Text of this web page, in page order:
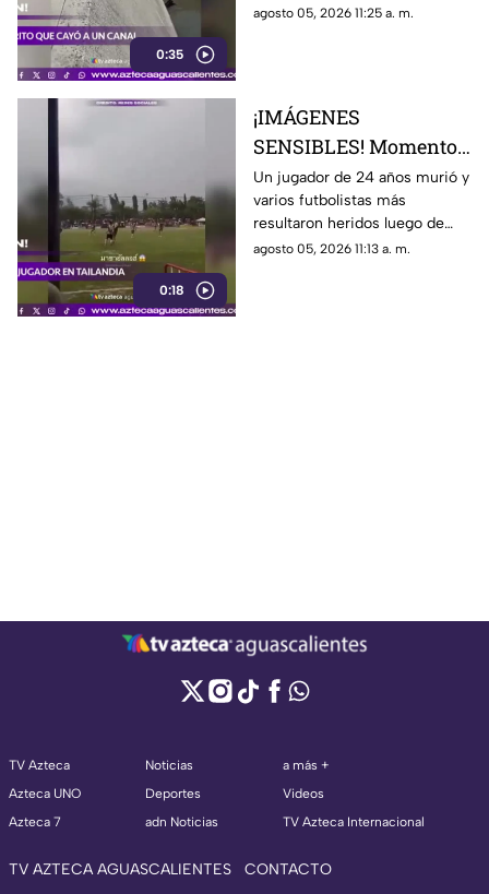
0:35
a un canal de aguas negras,
agosto 05, 2026 11:25 a. m.
0:18
¡IMÁGENES
SENSIBLES! Momento
en el que rayo cae
durante partido de
fútbol y mata a jugador
Un jugador de 24 años murió y
varios futbolistas más
resultaron heridos luego de
que un rayo impactara el
agosto 05, 2026 11:13 a. m.
TV Azteca
Azteca UNO
Azteca 7
Noticias
Deportes
adn Noticias
a más +
Videos
TV Azteca Internacional
TV AZTECA AGUASCALIENTES CONTACTO